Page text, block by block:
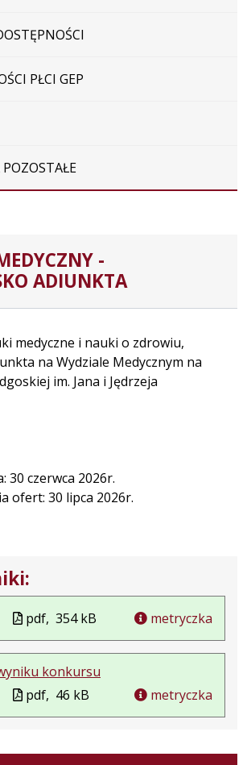
PŁCI GEP
-
ADIUNKTA
medyczne i nauki o zdrowiu,
na Wydziale Medycznym na
im. Jana i Jędrzeja
30 czerwca 2026r.
ofert: 30 lipca 2026r.
pdf, 354 kB metryczka
konkursu
pdf, 46 kB metryczka